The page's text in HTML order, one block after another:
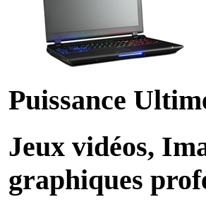
Puissance
Jeux vidéos,
graphiques